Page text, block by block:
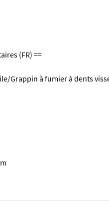
(FR) ==
Grappin à fumier à dents
== Metal-Technik